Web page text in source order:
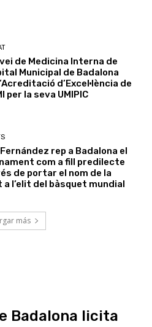
de Medicina Interna de
Municipal de Badalona
d’Excel·lència de
per la seva UMIPIC
rep a Badalona el
com a fill predilecte
de portar el nom de la
l’elit del bàsquet mundial
más